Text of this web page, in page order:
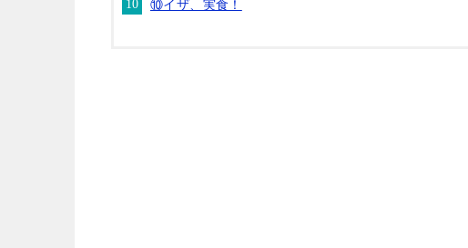
⑩イザ、実食！